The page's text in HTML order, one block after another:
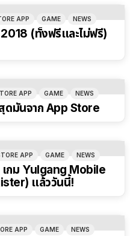
APP GAME NEWS
(ทั้งฟรีและไม่ฟรี)
APP GAME NEWS
ดมันจาก App Store
APP GAME NEWS
กม Yulgang Mobile
แล้ววันนี้!
APP GAME NEWS